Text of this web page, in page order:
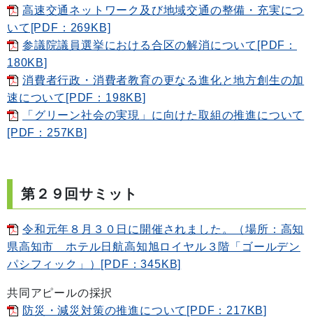
高速交通ネットワーク及び地域交通の整備・充実につ
いて[PDF：269KB]
参議院議員選挙における合区の解消について[PDF：
180KB]
消費者行政・消費者教育の更なる進化と地方創生の加
速について[PDF：198KB]
「グリーン社会の実現」に向けた取組の推進について
[PDF：257KB]
第２９回サミット
令和元年８月３０日に開催されました。（場所：高知
県高知市 ホテル日航高知旭ロイヤル３階「ゴールデン
パシフィック」）[PDF：345KB]
共同アピールの採択
防災・減災対策の推進について[PDF：217KB]